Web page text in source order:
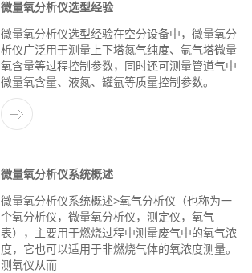
微量氧分析仪选型经验
微量氧分析仪选型经验在空分设备中，微量氧分
析仪广泛用于测量上下塔氮气纯度、氩气塔微量
氧含量等过程控制参数，同时还可测量管道气中
微量氧含量、液氮、罐氩等质量控制参数。
微量氧分析仪系统概述
微量氧分析仪系统概述>氧气分析仪（也称为一
个氧分析仪，微量氧分析仪，测定仪，氧气
表），主要用于燃烧过程中测量废气中的氧气浓
度，它也可以适用于非燃烧气体的氧浓度测量。
测氧仪从而